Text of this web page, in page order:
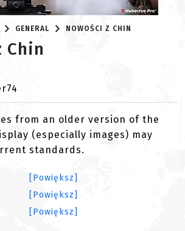
GENERAL NOWOŚCI Z CHIN
Chin
from an older version of the
(especially images) may
standards.